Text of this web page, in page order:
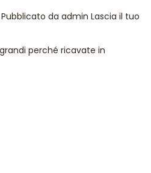
Pubblicato daadmin Lascia il tuo
perché ricavate in